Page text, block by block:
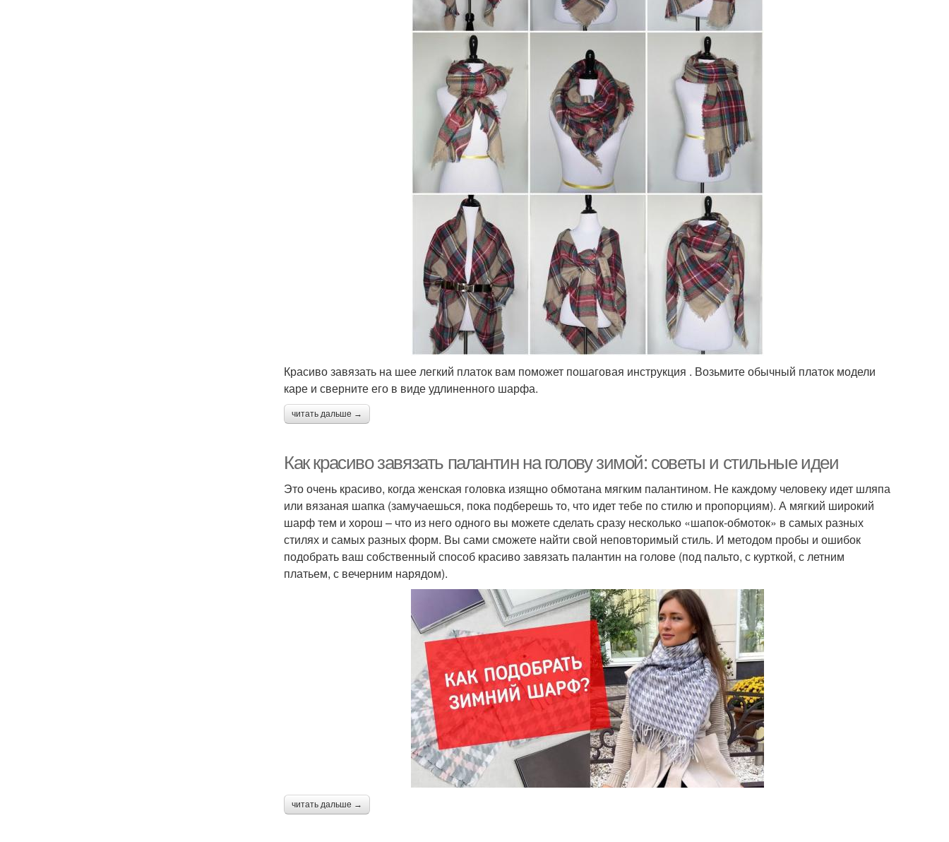
Красиво завязать на шее легкий платок вам поможет пошаговая инструкция . Возьмите обычный платок модели
каре и сверните его в виде удлиненного шарфа.
читать дальше →
Как красиво завязать палантин на голову зимой: советы и стильные идеи
Это очень красиво, когда женская головка изящно обмотана мягким палантином. Не каждому человеку идет шляпа
или вязаная шапка (замучаешься, пока подберешь то, что идет тебе по стилю и пропорциям). А мягкий широкий
шарф тем и хорош – что из него одного вы можете сделать сразу несколько «шапок-обмоток» в самых разных
стилях и самых разных форм. Вы сами сможете найти свой неповторимый стиль. И методом пробы и ошибок
подобрать ваш собственный способ красиво завязать палантин на голове (под пальто, с курткой, с летним
платьем, с вечерним нарядом).
читать дальше →